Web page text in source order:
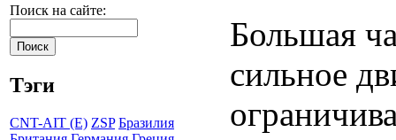
Поиск на сайте:
Тэги
CNT-AIT (E) ZSP Бразилия
Большая
сильное